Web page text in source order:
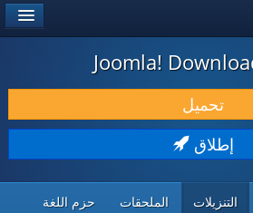
Joomla!
تحميل
إطلاق
التنزيلات الملحقات حزم اللغة